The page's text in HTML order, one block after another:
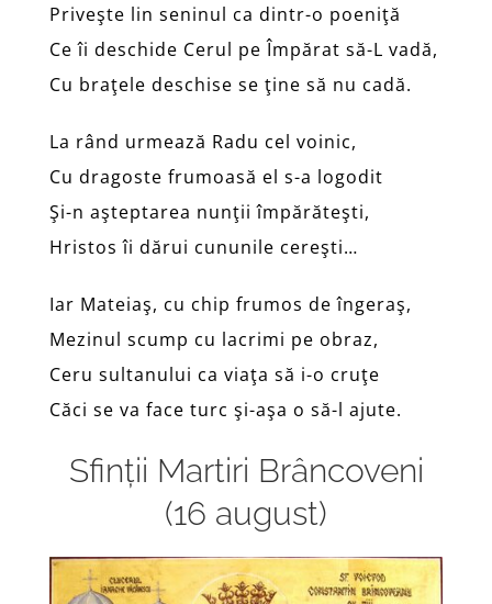
Priveşte lin seninul ca dintr-o poeniţă
Ce îi deschide Cerul pe Împărat să-L vadă,
Cu braţele deschise se ţine să nu cadă.
La rând urmează Radu cel voinic,
Cu dragoste frumoasă el s-a logodit
Şi-n aşteptarea nunţii împărăteşti,
Hristos îi dărui cununile cereşti…
Iar Mateiaş, cu chip frumos de îngeraş,
Mezinul scump cu lacrimi pe obraz,
Ceru sultanului ca viaţa să i-o cruţe
Căci se va face turc şi-aşa o să-l ajute.
Sfinții Martiri Brâncoveni
(16 august)